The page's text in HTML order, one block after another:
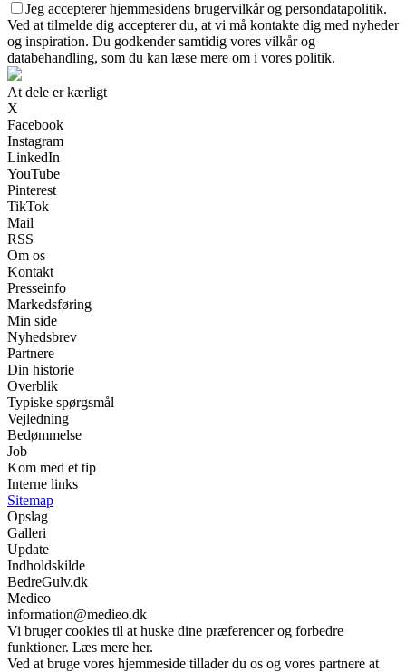
Jeg accepterer hjemmesidens brugervilkår og persondatapolitik.
Ved at tilmelde dig accepterer du, at vi må kontakte dig med nyheder
og inspiration. Du godkender samtidig vores vilkår og
databehandling, som du kan læse mere om i vores politik.
At dele er kærligt
X
Facebook
Instagram
LinkedIn
YouTube
Pinterest
TikTok
Mail
RSS
Om os
Kontakt
Presseinfo
Markedsføring
Min side
Nyhedsbrev
Partnere
Din historie
Overblik
Typiske spørgsmål
Vejledning
Bedømmelse
Job
Kom med et tip
Interne links
Sitemap
Opslag
Galleri
Update
Indholdskilde
BedreGulv.dk
Medieo
information@medieo.dk
Vi bruger cookies til at huske dine præferencer og forbedre
funktioner. Læs mere her.
Ved at bruge vores hjemmeside tillader du os og vores partnere at